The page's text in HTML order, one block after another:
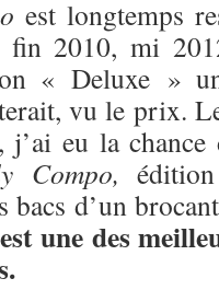
est longtemps
fin 2010, mi
« Deluxe »
vu le prix.
j’ai eu la
Compo,
bacs d’un
une des